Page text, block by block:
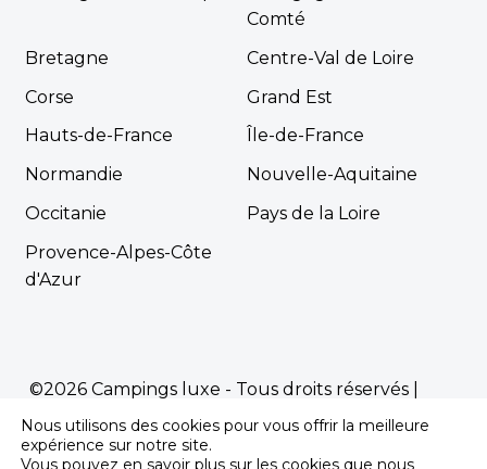
Comté
Bretagne
Centre-Val de Loire
Corse
Grand Est
Hauts-de-France
Île-de-France
Normandie
Nouvelle-Aquitaine
Occitanie
Pays de la Loire
Provence-Alpes-Côte
d'Azur
©2026 Campings luxe - Tous droits réservés |
Propulsé parPremière.Page
Nous utilisons des cookies pour vous offrir la meilleure
expérience sur notre site.
Vous pouvez en savoir plus sur les cookies que nous